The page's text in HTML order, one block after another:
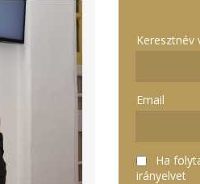
Keresztnév
Email
Ha
irányelvet